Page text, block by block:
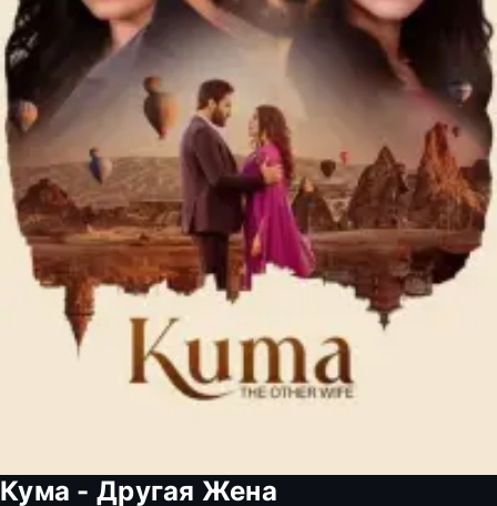
Кума - Другая Жена